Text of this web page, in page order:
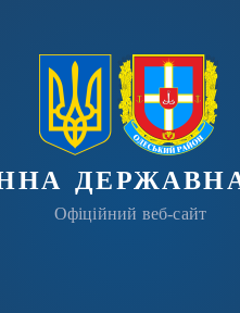
Офіційний веб-сайт